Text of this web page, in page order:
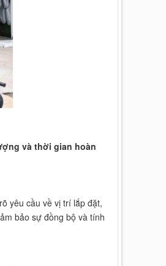
và thời gian hoàn
yêu cầu về vị trí lắp đặt,
bảo sự đồng bộ và tính